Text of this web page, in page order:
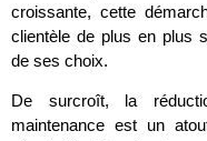
croissante, cette
clientèle de plus en plus
de ses choix.
De surcroît, la
maintenance est un